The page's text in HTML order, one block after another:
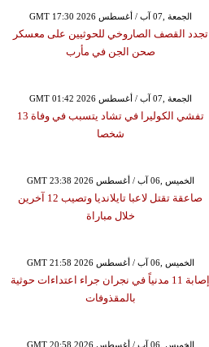
GMT 17:30 2026 الجمعة ,07 آب / أغسطس
تجدد القصف الصاروخي للحوثيين على معسكر
صحن الجن في مأرب
GMT 01:42 2026 الجمعة ,07 آب / أغسطس
تفشي الكوليرا في تشاد يتسبب في وفاة 13
شخصا
GMT 23:38 2026 الخميس ,06 آب / أغسطس
صاعقة تقتل لاعبا تايلانديا وتصيب 12 آخرين
خلال مباراة
GMT 21:58 2026 الخميس ,06 آب / أغسطس
إصابة 11 مدنياً في نجران جراء اعتداءات حوثية
بالمقذوفات
GMT 20:58 2026 الخميس ,06 آب / أغسطس